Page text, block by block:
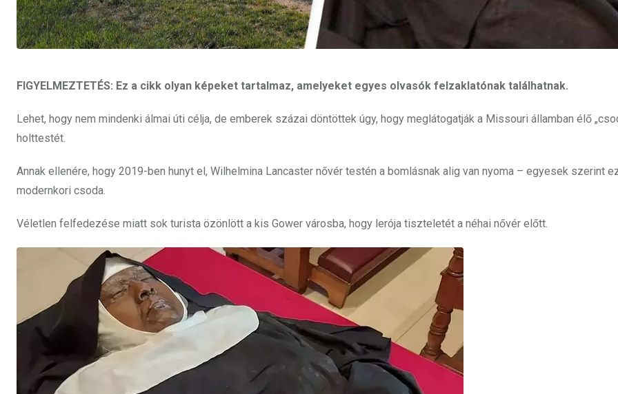
FIGYELMEZTETÉS: Ez a cikk olyan képeket tartalmaz, amelyeket egyes olvasók felzaklatónak találhatnak.
Lehet, hogy nem mindenki álmai úti célja, de emberek százai döntöttek úgy, hogy meglátogatják a Missouri államban élő
holttestét.
Annak ellenére, hogy 2019-ben hunyt el, Wilhelmina Lancaster nővér testén a bomlásnak alig van nyoma – egyesek szerint
modernkori csoda.
Véletlen felfedezése miatt sok turista özönlött a kis Gower városba, hogy lerója tiszteletét a néhai nővér előtt.